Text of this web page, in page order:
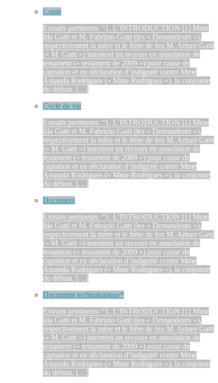
Copie
Extraits pertinents: “1. L’INTRODUCTION [1] Mme
Ida Gatti et M. Fabrizio Gatti (les « Demandeurs »),
respectivement la mère et le frère de feu M. Arturo Gatti
(« M. Gatti ») intentent un recours en annulation de
testament (« testament de 2009 ») pour cause de
captation et en déclaration d’indignité contre Mme
Amanda Rodrigues (« Mme Rodrigues »), la conjointe
du défunt. […]
Cycle de vie
Extraits pertinents: “1. L’INTRODUCTION [1] Mme
Ida Gatti et M. Fabrizio Gatti (les « Demandeurs »),
respectivement la mère et le frère de feu M. Arturo Gatti
(« M. Gatti ») intentent un recours en annulation de
testament (« testament de 2009 ») pour cause de
captation et en déclaration d’indignité contre Mme
Amanda Rodrigues (« Mme Rodrigues »), la conjointe
du défunt. […]
Document
Extraits pertinents: “1. L’INTRODUCTION [1] Mme
Ida Gatti et M. Fabrizio Gatti (les « Demandeurs »),
respectivement la mère et le frère de feu M. Arturo Gatti
(« M. Gatti ») intentent un recours en annulation de
testament (« testament de 2009 ») pour cause de
captation et en déclaration d’indignité contre Mme
Amanda Rodrigues (« Mme Rodrigues »), la conjointe
du défunt. […]
Document technologique*
Extraits pertinents: “1. L’INTRODUCTION [1] Mme
Ida Gatti et M. Fabrizio Gatti (les « Demandeurs »),
respectivement la mère et le frère de feu M. Arturo Gatti
(« M. Gatti ») intentent un recours en annulation de
testament (« testament de 2009 ») pour cause de
captation et en déclaration d’indignité contre Mme
Amanda Rodrigues (« Mme Rodrigues »), la conjointe
du défunt. […]